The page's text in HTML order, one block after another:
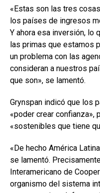
«Estas son las tres
los países de ingresos
Y ahora esa inversión, lo
las primas que estamos
un problema con las
consideran a nuestros
que son», se lamentó.
Grynspan indicó que los
«poder crear confianza»,
«sostenibles que tiene
«De hecho América
se lamentó.
Interamericano de
organismo del sistema